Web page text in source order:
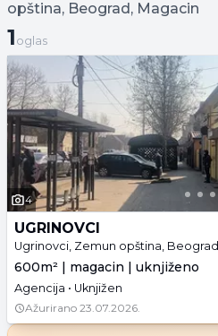
opština, Beograd, Magacin
1 oglas
1 oglas
4
UGRINOVCI
Ugrinovci, Zemun opština, Beograd
600m² | magacin | uknjiženo
Agencija • Uknjižen
Ažurirano 23.07.2026.